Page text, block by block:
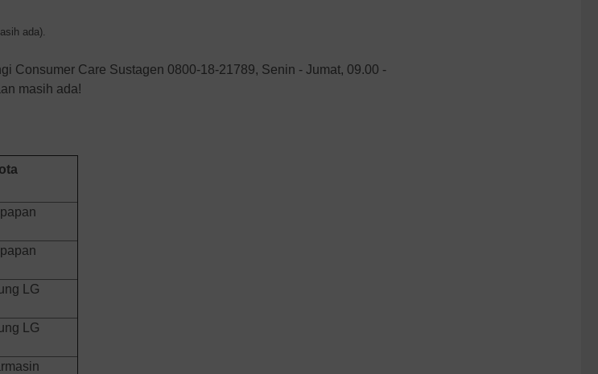
ada).
Consumer Care Sustagen 0800-18-21789, Senin - Jumat, 09.00 -
masih ada!
LG
LG